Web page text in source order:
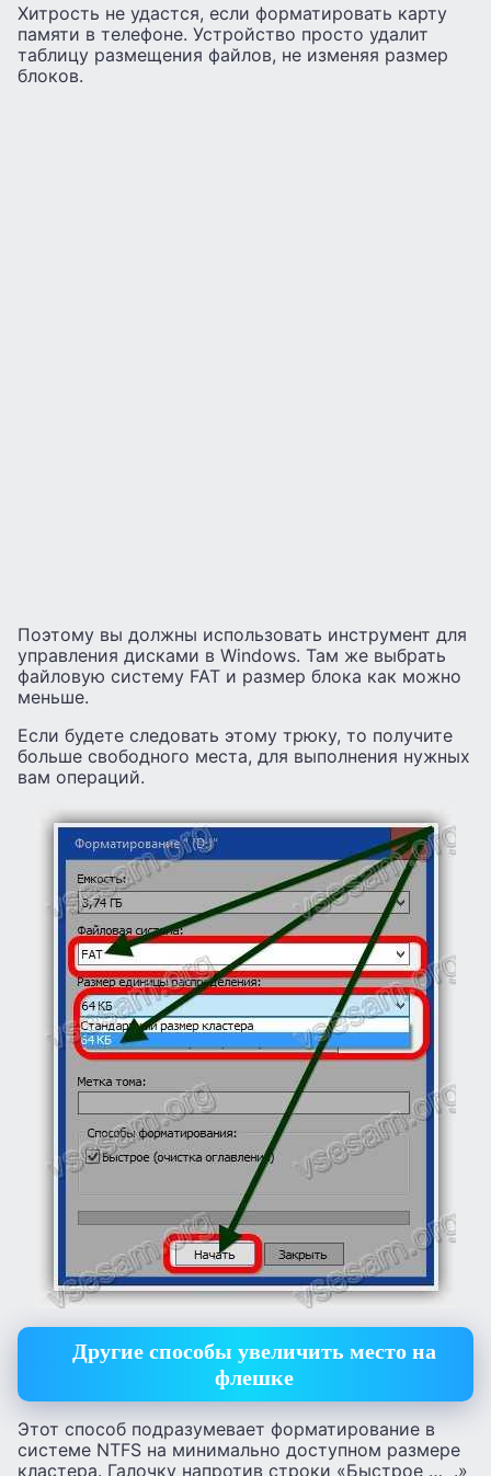
Хитрость не удастся, если форматировать карту
памяти в телефоне. Устройство просто удалит
таблицу размещения файлов, не изменяя размер
блоков.
Поэтому вы должны использовать инструмент для
управления дисками в Windows. Там же выбрать
файловую систему FAT и размер блока как можно
меньше.
Если будете следовать этому трюку, то получите
больше свободного места, для выполнения нужных
вам операций.
Другие способы увеличить место на
флешке
Этот способ подразумевает форматирование в
системе NTFS на минимально доступном размере
кластера. Галочку напротив строки «Быстрое … .»